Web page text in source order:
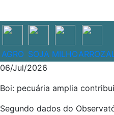
AGRO SOJA MILHOARROZ
06/Jul/2026
Boi: pecuária amplia
Segundo dados do